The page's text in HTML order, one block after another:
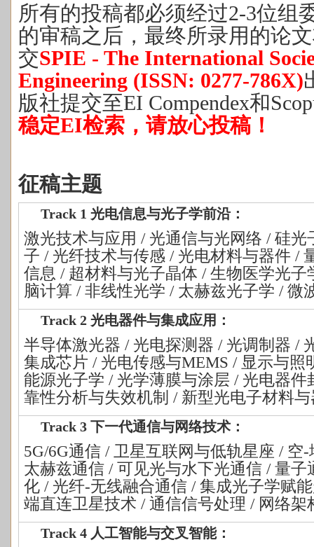
所有的投稿都必须经过2-3位组
的审稿之后，最终所录用的论
交SPIE - The International
Engineering (ISSN: 0277-786X)
版社提交至EI Compendex和
稳定EI检索，请放心投稿！
征稿主题
Track 1 光电信息与光子学前沿：
激光技术与应用 / 光通信与光网络 / 硅光
子 / 光纤技术与传感 / 光电材料与器件 /
信息 / 超材料与光子晶体 / 生物医学光子
脑计算 / 非线性光学 / 太赫兹光子学 / 微
Track 2 光电器件与集成应用：
半导体激光器 / 光电探测器 / 光调制器 /
集成芯片 / 光电传感与MEMS / 显示与照
能源光子学 / 光学薄膜与涂层 / 光电器件
靠性分析与失效机制 / 新型光电子材料
Track 3 下一代通信与网络技术：
5G/6G通信 / 卫星互联网与低轨星座 / 空
太赫兹通信 / 可见光与水下光通信 / 量子
化 / 光纤-无线融合通信 / 集成光子学赋
端直连卫星技术 / 通信信号处理 / 网络架
Track 4 人工智能与交叉智能：